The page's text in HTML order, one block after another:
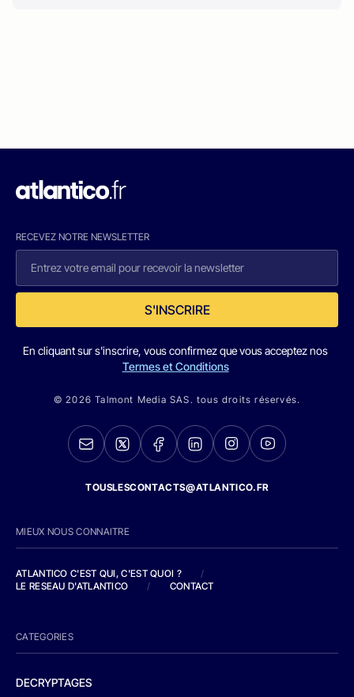
RECEVEZ NOTRE NEWSLETTER
S'INSCRIRE
En cliquant sur s'inscrire, vous confirmez que vous acceptez nos
Termes et Conditions
© 2026 Talmont Media SAS. tous droits réservés.
TOUSLESCONTACTS@ATLANTICO.FR
MIEUX NOUS CONNAITRE
ATLANTICO C'EST QUI, C'EST QUOI ?
/
LE RESEAU D'ATLANTICO
/ CONTACT
CATEGORIES
DECRYPTAGES